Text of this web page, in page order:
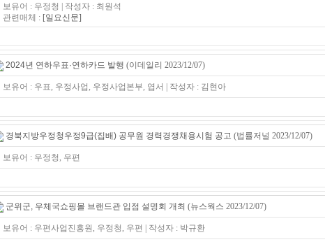
보유어 : 우정청 | 작성자 : 최원석
관련매체 : [일요신문]
2024년 연하우표·연하카드 발행 (이데일리 2023/12/07)
보유어 : 우표, 우정사업, 우정사업본부, 엽서 | 작성자 : 김현아
경북지방우정청우정9급(집배) 공무원 경력경쟁채용시험 공고 (법률저널 2023/12/07)
보유어 : 우정청, 우편
군위군, 우체국쇼핑몰 브랜드관 입점 설명회 개최 (뉴스웍스 2023/12/07)
보유어 : 우편사업진흥원, 우정청, 우편 | 작성자 : 박규환